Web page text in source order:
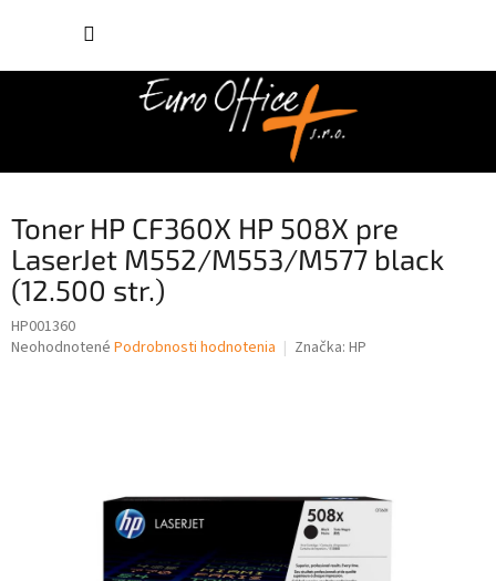
Toner HP CF360X HP 508X pre
LaserJet M552/M553/M577 black
(12.500 str.)
HP001360
Priemerné
Neohodnotené Podrobnosti hodnotenia Značka: HP